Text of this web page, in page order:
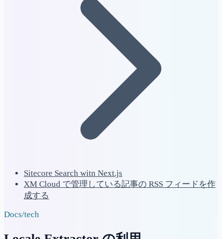
Sitecore Search witn Next.js
XM Cloud で管理している記事の RSS フィードを作
成する
Docs/tech